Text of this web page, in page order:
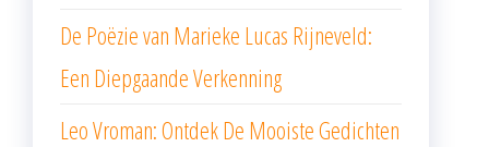
De Poëzie van Marieke Lucas Rijneveld:
Een Diepgaande Verkenning
Leo Vroman: Ontdek De Mooiste Gedichten